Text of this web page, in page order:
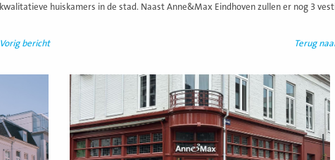
kwalitatieve huiskamers in de stad. Naast Anne&Max Eindhoven zullen er nog 3
Vorig bericht Terug
Lees
meer